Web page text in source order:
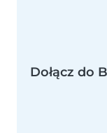
Dołącz do